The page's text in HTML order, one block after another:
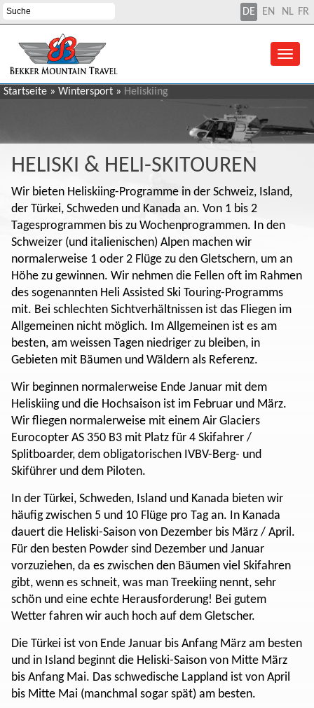
DE EN FR
NL
Startseite » Wintersport » Heliskiing
HELISKI & HELI-SKITOUREN
Wir bieten Heliskiing-Programme in der Schweiz, Island,
der Türkei, Schweden und Kanada an. Von 1 bis 2
Tagesprogrammen bis zu Wochenprogrammen. In den
Schweizer (und italienischen) Alpen machen wir
normalerweise 1 oder 2 Flüge zu den Gletschern, um an
Höhe zu gewinnen. Wir nehmen die Fellen oft im Rahmen
des sogenannten Heli Assisted Ski Touring-Programms
mit. Bei schlechten Sichtverhältnissen ist das Fliegen im
Allgemeinen nicht möglich. Im Allgemeinen ist es am
besten, am weissen Tagen niedriger zu bleiben, in
Gebieten mit Bäumen und Wäldern als Referenz.
Wir beginnen normalerweise Ende Januar mit dem
Heliskiing und die Hochsaison ist im Februar und März.
Wir fliegen normalerweise mit einem Air Glaciers
Eurocopter AS 350 B3 mit Platz für 4 Skifahrer /
Splitboarder, dem obligatorischen IVBV-Berg- und
Skiführer und dem Piloten.
In der Türkei, Schweden, Island und Kanada bieten wir
häufig zwischen 5 und 10 Flüge pro Tag an. In Kanada
dauert die Heliski-Saison von Dezember bis März / April.
Für den besten Powder sind Dezember und Januar
vorzuziehen, da es zwischen den Bäumen viel Skifahren
gibt, wenn es schneit, was man Treekiing nennt, sehr
schön und eine echte Herausforderung! Bei gutem
Wetter fahren wir auch hoch auf dem Gletscher.
Die Türkei ist von Ende Januar bis Anfang März am besten
und in Island beginnt die Heliski-Saison von Mitte März
bis Anfang Mai. Das schwedische Lappland ist von April
bis Mitte Mai (manchmal sogar spät) am besten.